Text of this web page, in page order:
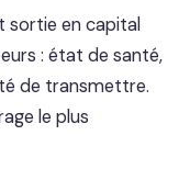
sortie en capital
: état de santé,
de transmettre.
le plus